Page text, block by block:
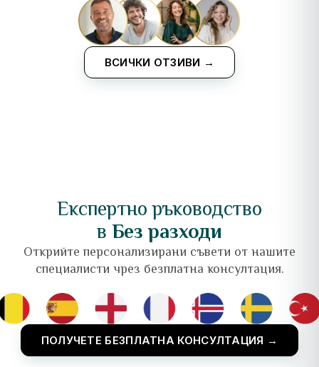
ВСИЧКИ ОТЗИВИ →
Експертно ръководство
вБез разходи
Открийте персонализирани съвети от нашите
специалисти чрез безплатна консултация.
ПОЛУЧЕТЕ БЕЗПЛАТНА КОНСУЛТАЦИЯ →